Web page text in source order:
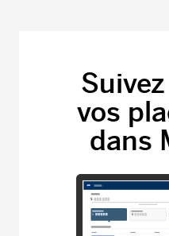
Série F - (MDM9270)
Fonds canadien de
Série A - (MDM040)
Série D - (MDM8040)
vos
dans